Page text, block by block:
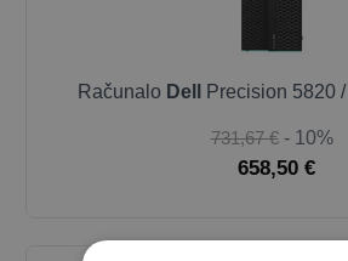
Računalo Dell Precision 5820
731,67 € - 10%
658,50 €